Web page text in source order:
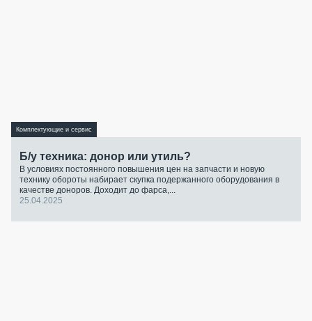
Комплектующие и сервис
Б/у техника: донор или утиль?
В условиях постоянного повышения цен на запчасти и новую
технику обороты набирает скупка подержанного оборудования в
качестве доноров. Доходит до фарса,...
25.04.2025